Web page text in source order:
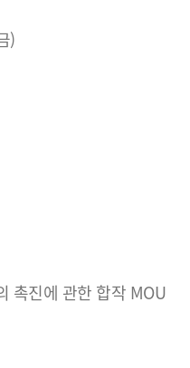
)
촉진에 관한 합작 MOU